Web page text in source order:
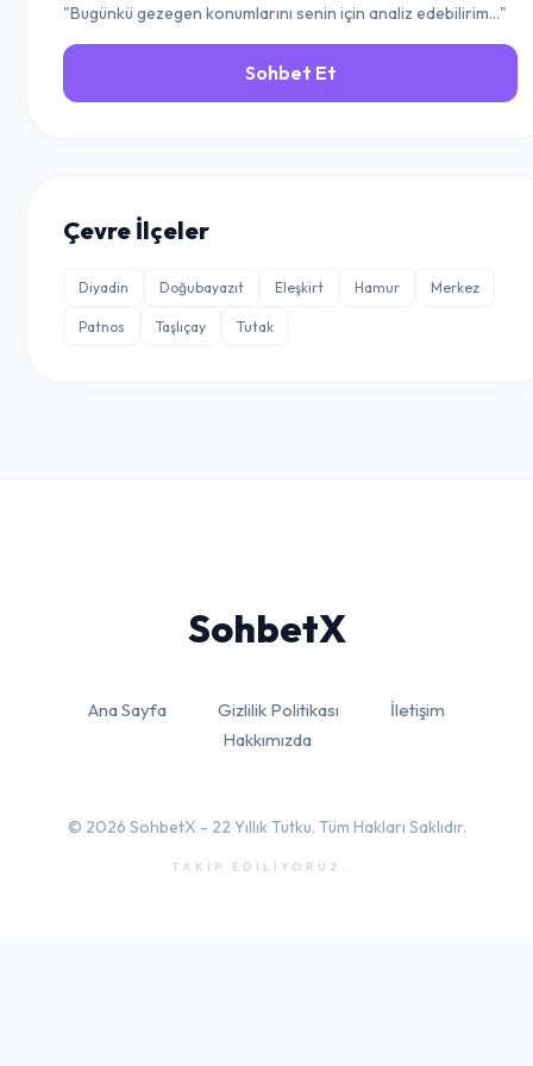
"Bugünkü gezegen konumlarını senin için analiz edebilirim..."
Sohbet Et
Çevre İlçeler
Diyadin Doğubayazıt Eleşkirt Hamur Merkez
Patnos Taşlıçay Tutak
SohbetX
Ana Sayfa Gizlilik Politikası
İletişim
Hakkımızda
© 2026 SohbetX - 22 Yıllık Tutku. Tüm Hakları Saklıdır.
TAKİP EDİLİYORUZ...